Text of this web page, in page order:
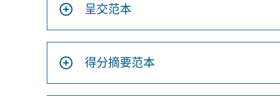
呈交范本
得分摘要范本